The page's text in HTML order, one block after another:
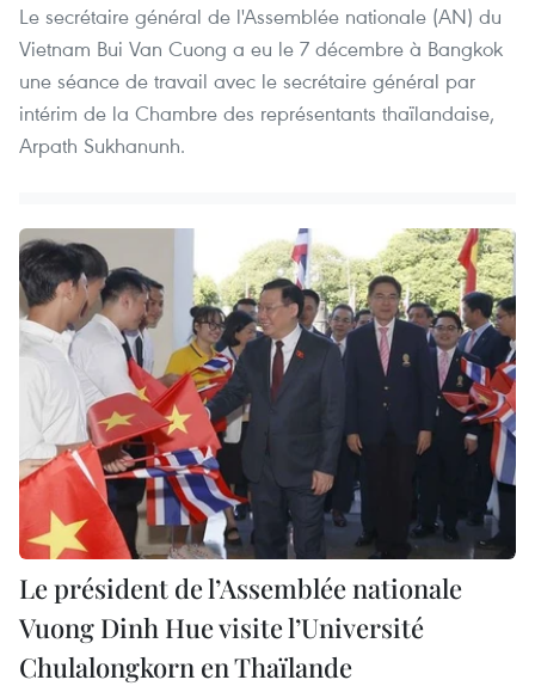
Le secrétaire général de l'Assemblée nationale (AN) du
Vietnam Bui Van Cuong a eu le 7 décembre à Bangkok
une séance de travail avec le secrétaire général par
intérim de la Chambre des représentants thaïlandaise,
Arpath Sukhanunh.
Le président de l’Assemblée nationale
Vuong Dinh Hue visite l’Université
Chulalongkorn en Thaïlande